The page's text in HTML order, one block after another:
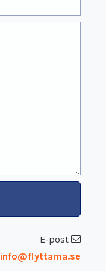
E-post
info@flyttama.se